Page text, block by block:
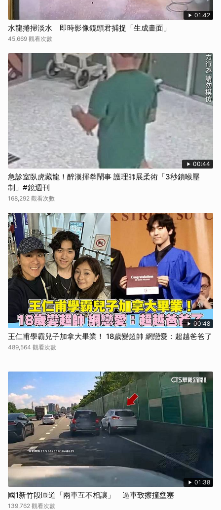
01:42
水龍捲掃淡水 即時影像鏡頭君捕捉「生成畫面」
45,669 觀看次數
00:44
急診室臥虎藏龍！醉漢揮拳鬧事 護理師展柔術「3秒鎖喉壓
制」#鏡週刊
168,292 觀看次數
00:48
王仁甫學霸兒子加拿大畢業！ 18歲變超帥 網戀愛：超越爸爸了
489,564 觀看次數
01:38
國1新竹段匝道「兩車互不相讓」 逼車致擦撞壅塞
139,762 觀看次數